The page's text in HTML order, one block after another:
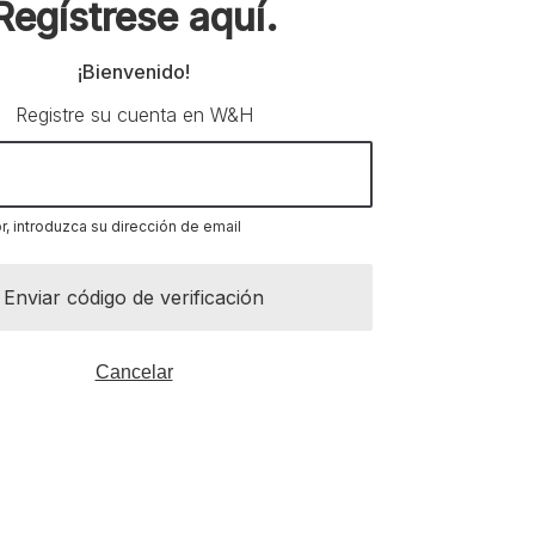
aquí.
¡Bienvenido!
Registre su cuenta en W&H
introduzca su dirección de email
Enviar código de verificación
Cancelar